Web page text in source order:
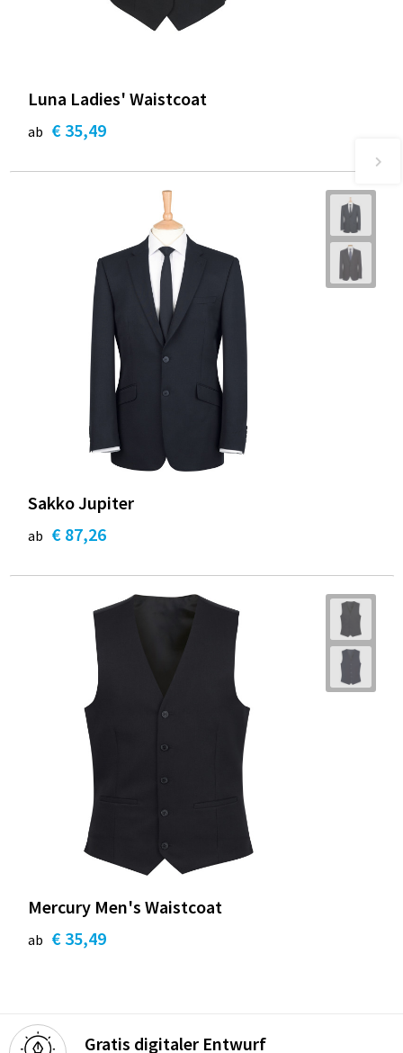
Luna Ladies' Waistcoat
ab € 35,49
Sakko Jupiter
ab € 87,26
Mercury Men's Waistcoat
ab € 35,49
Gratis digitaler Entwurf